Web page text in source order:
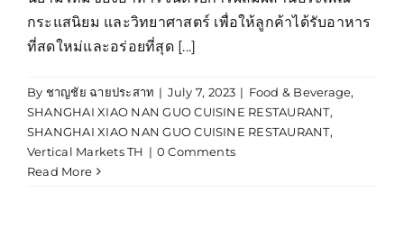
กระแสนิยม และวิทยาศาสตร์ เพื่อให้ลูกค้าได้รับอาหาร
ที่สดใหม่และอร่อยที่สุด [...]
By ชาญชัย ฉายประสาท | July 7, 2023 | Food & Beverage,
SHANGHAI XIAO NAN GUO CUISINE RESTAURANT,
SHANGHAI XIAO NAN GUO CUISINE RESTAURANT,
Vertical Markets TH | 0 Comments
Read More